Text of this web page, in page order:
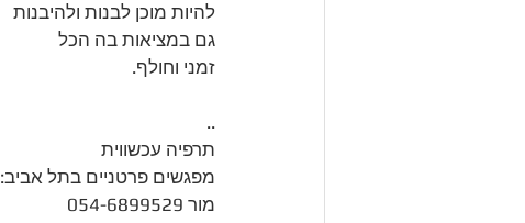
להיות מוכן לבנות ולהיבנות
גם במציאות בה הכל
זמני וחולף.
..
תרפיה עכשווית
מפגשים פרטניים בתל אביב:
מור 054-6899529